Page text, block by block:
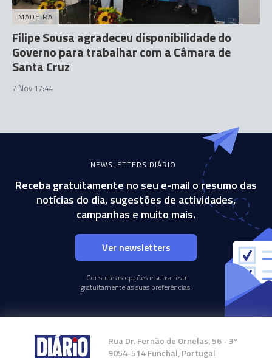
MADEIRA
Filipe Sousa agradeceu disponibilidade do
Governo para trabalhar com a Câmara de
Santa Cruz
7 Nov 17:44
NEWSLETTERS DIÁRIO
Receba gratuitamente no seu e-mail o resumo das
notícias do dia, sugestões de actividades,
campanhas e muito mais.
Ver newsletters
Consulte as opções e subscreva
gratuitamente as suas preferências.
Rua Dr. Fernão de Ornelas, 56 - 3º
9054-514 Funchal, Portugal